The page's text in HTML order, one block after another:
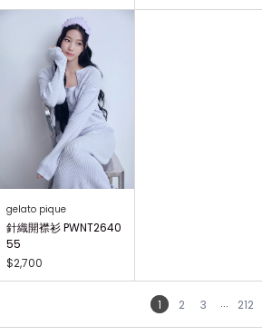
gelato pique
針織開襟衫 PWNT2640
55
$2,700
1 2 3 ...
212